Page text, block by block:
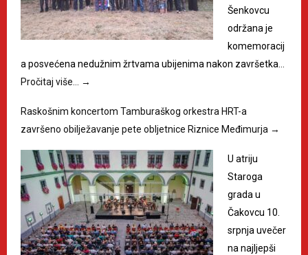
Šenkovcu
održana je
komemoracij
a posvećena nedužnim žrtvama ubijenima nakon završetka…
Pročitaj više…
→
Raskošnim koncertom Tamburaškog orkestra HRT-a
završeno obilježavanje pete obljetnice Riznice Međimurja →
U atriju
Staroga
grada u
Čakovcu 10.
srpnja uvečer
na najljepši